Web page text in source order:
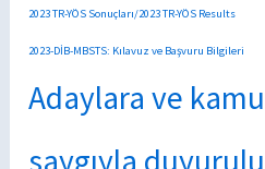
2023 TR-YÖS Sonuçları/2023 TR-YÖS Results
2023-DİB-MBSTS: Kılavuz ve Başvuru Bilgileri
Adaylara ve
saygıyla